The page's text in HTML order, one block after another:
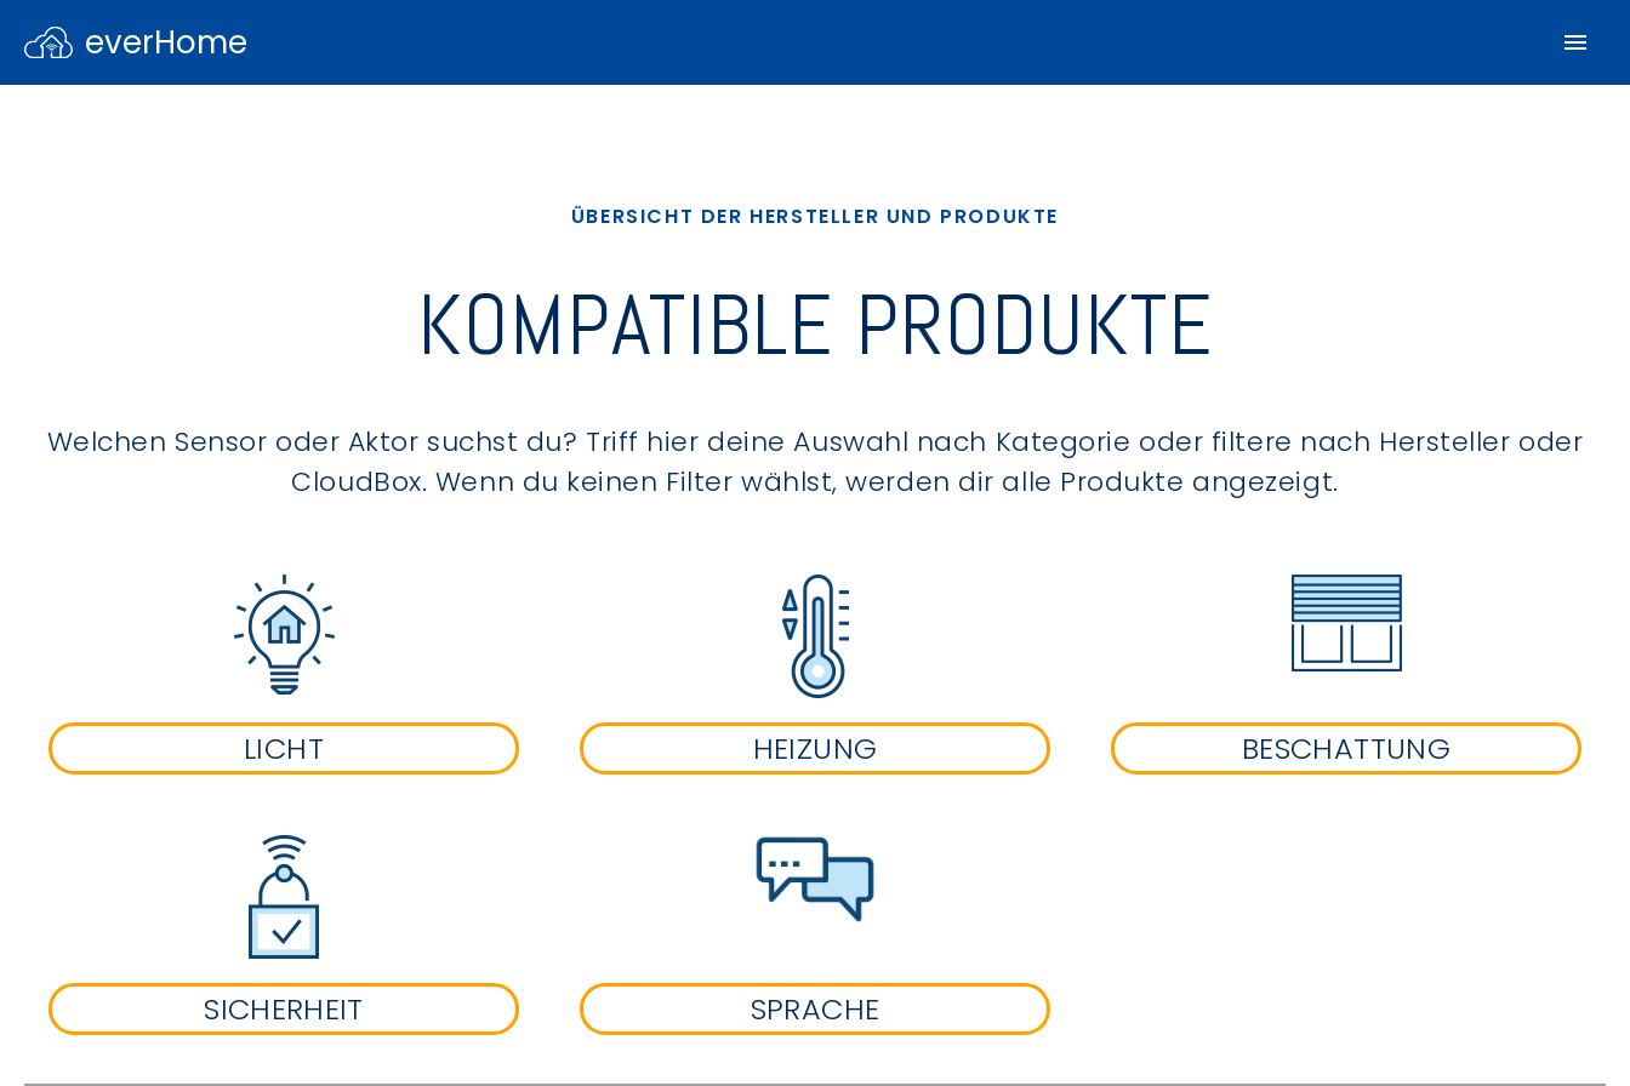
everHome
ÜBERSICHT DER HERSTELLER UND PRODUKTE
KOMPATIBLE PRODUKTE
Welchen Sensor oder Aktor suchst du? Triff hier deine Auswahl nach Kategorie oder filtere nach Hersteller oder
CloudBox. Wenn du keinen Filter wählst, werden dir alle Produkte angezeigt.
LICHT HEIZUNG BESCHATTUNG
SICHERHEIT SPRACHE